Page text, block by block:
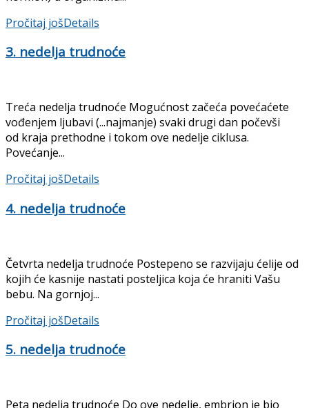
Pročitaj jošDetails
3. nedelja trudnoće
Treća nedelja trudnoće Mogućnost začeća povećaćete
vođenjem ljubavi (...najmanje) svaki drugi dan počevši
od kraja prethodne i tokom ove nedelje ciklusa.
Povećanje...
Pročitaj jošDetails
4. nedelja trudnoće
Četvrta nedelja trudnoće Postepeno se razvijaju ćelije od
kojih će kasnije nastati posteljica koja će hraniti Vašu
bebu. Na gornjoj...
Pročitaj jošDetails
5. nedelja trudnoće
Peta nedelja trudnoće Do ove nedelje, embrion je bio